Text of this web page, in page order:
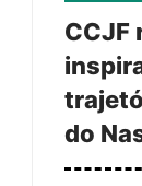
CCJF
do